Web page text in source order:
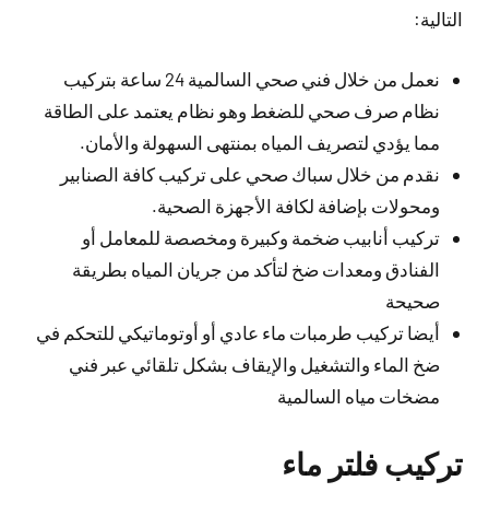
التالية:
نعمل من خلال فني صحي السالمية 24 ساعة بتركيب
نظام صرف صحي للضغط وهو نظام يعتمد على الطاقة
مما يؤدي لتصريف المياه بمنتهى السهولة والأمان.
نقدم من خلال سباك صحي على تركيب كافة الصنابير
ومحولات بإضافة لكافة الأجهزة الصحية.
تركيب أنابيب ضخمة وكبيرة ومخصصة للمعامل أو
الفنادق ومعدات ضخ لتأكد من جريان المياه بطريقة
صحيحة
أيضا تركيب طرمبات ماء عادي أو أوتوماتيكي للتحكم في
ضخ الماء والتشغيل والإيقاف بشكل تلقائي عبر فني
مضخات مياه السالمية
تركيب فلتر ماء